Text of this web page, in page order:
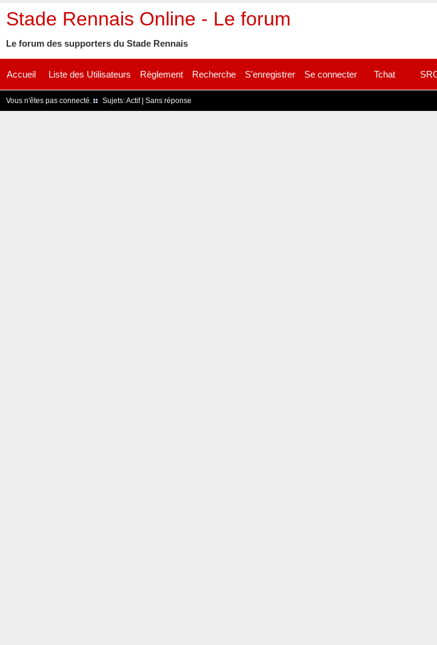
Stade Rennais Online - Le forum
Le forum des supporters du Stade Rennais
Accueil Liste des Utilisateurs Règlement Recherche S'enregistrer Se connecter Tchat
Vous n'êtes pas connecté. Sujets:Actif| Sans réponse